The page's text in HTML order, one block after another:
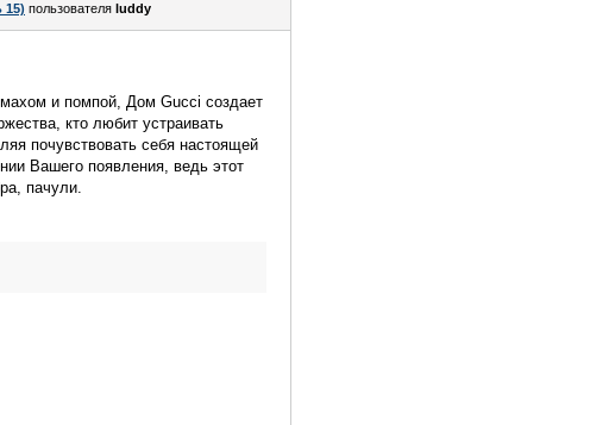
15) пользователя luddy
и помпой, Дом Gucci создает
кто любит устраивать
почувствовать себя настоящей
Вашего появления, ведь этот
пачули.